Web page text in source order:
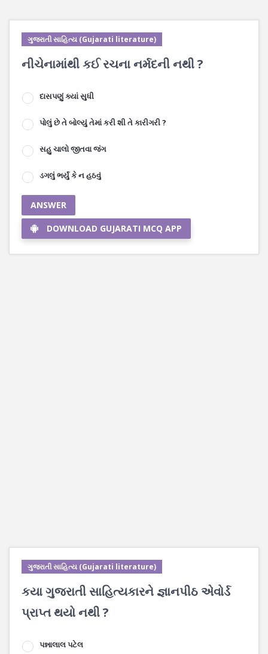
ગુજરાતી સાહિત્ય (Gujarati literature)
નીચેનામાંથી કઈ રચના નર્મદની નથી ?
દાસપણું ક્યાં સુધી
પોલું છે તે બોલ્યું તેમાં કરી શી તે કારીગરી ?
સહુ ચાલો જીતવા જંગ
ડગલું ભર્યું કે ન હઠવું
ANSWER
DOWNLOAD GUJARATI MCQ APP
ગુજરાતી સાહિત્ય (Gujarati literature)
કયા ગુજરાતી સાહિત્યકારને જ્ઞાનપીઠ એવોર્ડ
પ્રાપ્ત થયો નથી ?
પન્નાલાલ પટેલ